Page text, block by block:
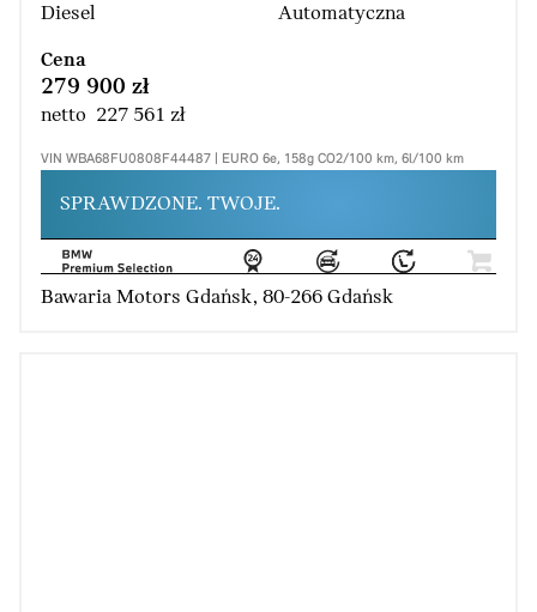
Diesel
Automatyczna
Cena
279 900 zł
netto 227 561 zł
VIN WBA68FU0808F44487 | EURO 6e, 158g CO2/100 km, 6l/100 km
SPRAWDZONE. TWOJE.
Bawaria Motors Gdańsk, 80-266 Gdańsk